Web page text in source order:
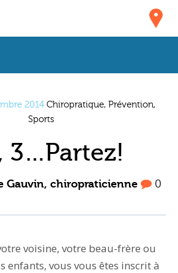
2014 Chiropratique, Prévention,
Sports
3…Partez!
Gauvin, chiropraticienne 0
voisine, votre beau-frère ou
enfants, vous vous êtes inscrit à